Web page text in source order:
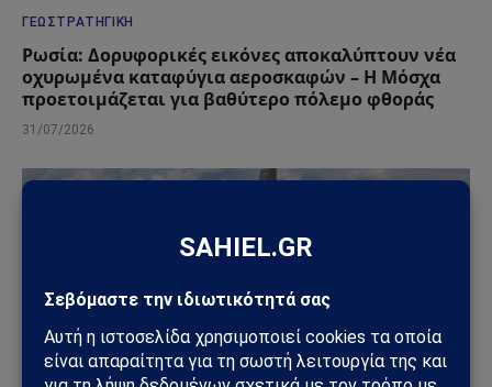
ΓΕΩΣΤΡΑΤΗΓΙΚΉ
Ρωσία: Δορυφορικές εικόνες αποκαλύπτουν νέα
οχυρωμένα καταφύγια αεροσκαφών – Η Μόσχα
προετοιμάζεται για βαθύτερο πόλεμο φθοράς
31/07/2026